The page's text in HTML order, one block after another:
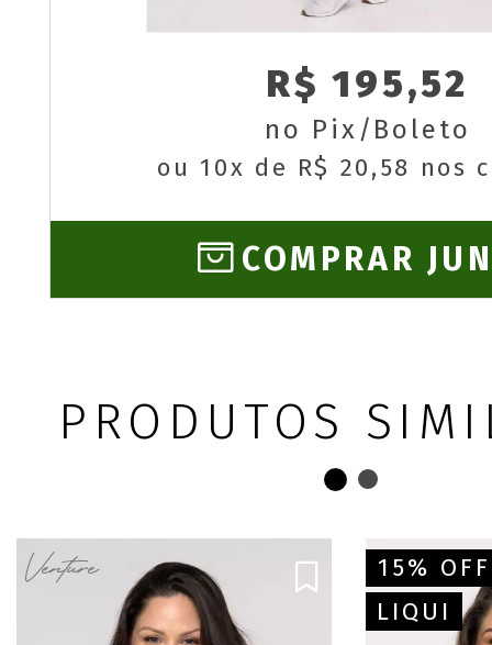
R$ 195,52
no Pix/Boleto
ou 10x de R$ 20,58 nos
COMPRAR
PRODUTOS
15% OFF
LIQUI